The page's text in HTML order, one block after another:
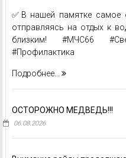
✅В нашей памятке самое
отправляясь на отдых к
близким! #МЧС66
#Профилактика
Подробнее...
ОСТОРОЖНО МЕДВЕДЬ!!!
06.08.2026